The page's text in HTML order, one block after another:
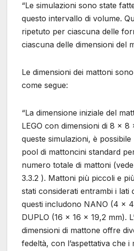
“Le simulazioni sono state
questo intervallo di volume.
ripetuto per ciascuna delle
ciascuna delle dimensioni del
Le dimensioni dei mattoni
come segue:
“La dimensione iniziale del
LEGO con dimensioni di 8 × 8
queste simulazioni, è
pool di mattoncini standard
numero totale di mattoni
3.3.2 ). Mattoni più piccoli e
stati considerati entrambi i lati
questi includono NANO (4 ×
DUPLO (16 × 16 × 19,2 mm).
dimensioni di mattone offre
fedeltà, con l’aspettativa che i